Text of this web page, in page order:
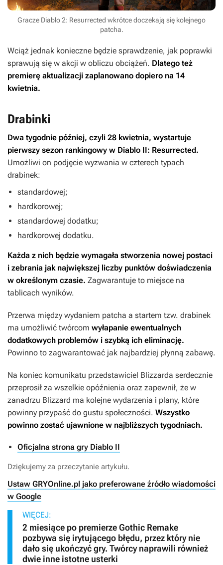
Gracze Diablo 2: Resurrected wkrótce doczekają się kolejnego
patcha.
Wciąż jednak konieczne będzie sprawdzenie, jak poprawki
sprawują się w akcji w obliczu obciążeń. Dlatego też
premierę aktualizacji zaplanowano dopiero na 14
kwietnia.
Drabinki
Dwa tygodnie później, czyli 28 kwietnia, wystartuje
pierwszy sezon rankingowy w Diablo II: Resurrected.
Umożliwi on podjęcie wyzwania w czterech typach
drabinek:
standardowej;
hardkorowej;
standardowej dodatku;
hardkorowej dodatku.
Każda z nich będzie wymagała stworzenia nowej postaci
i zebrania jak największej liczby punktów doświadczenia
w określonym czasie. Zagwarantuje to miejsce na
tablicach wyników.
Przerwa między wydaniem patcha a startem tzw. drabinek
ma umożliwić twórcom wyłapanie ewentualnych
dodatkowych problemów i szybką ich eliminację.
Powinno to zagwarantować jak najbardziej płynną zabawę.
Na koniec komunikatu przedstawiciel Blizzarda serdecznie
przeprosił za wszelkie opóźnienia oraz zapewnił, że w
zanadrzu Blizzard ma kolejne wydarzenia i plany, które
powinny przypaść do gustu społeczności. Wszystko
powinno zostać ujawnione w najbliższych tygodniach.
Oficjalna strona gry Diablo II
Dziękujemy za przeczytanie artykułu.
Ustaw GRYOnline.pl jako preferowane źródło wiadomości
w Google
WIĘCEJ:
2 miesiące po premierze Gothic Remake
pozbywa się irytującego błędu, przez który nie
dało się ukończyć gry. Twórcy naprawili również
dwie inne istotne usterki